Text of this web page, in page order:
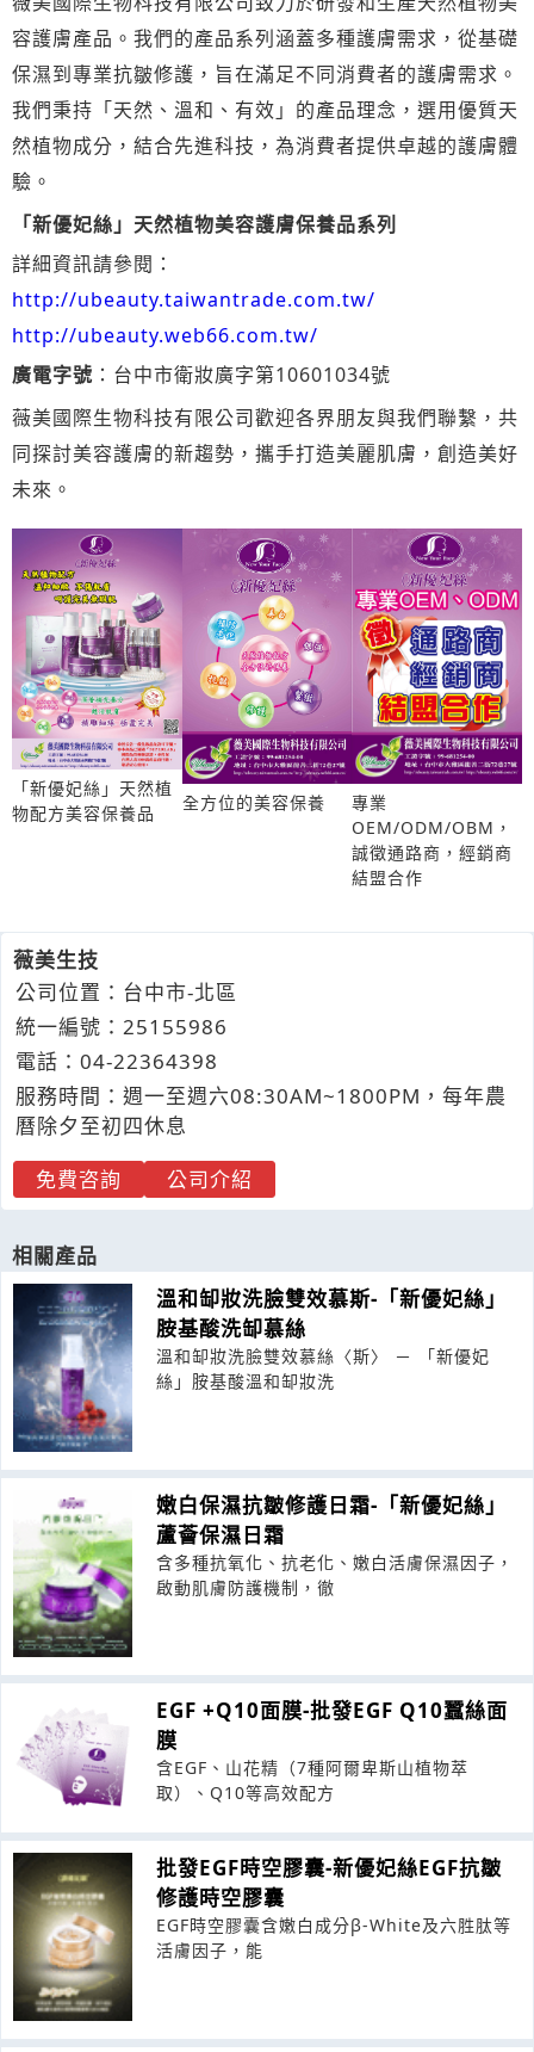
容護膚產品。我們的產品系列涵蓋多種護膚需求，從基礎
保濕到專業抗皺修護，旨在滿足不同消費者的護膚需求。
我們秉持「天然、溫和、有效」的產品理念，選用優質天
然植物成分，結合先進科技，為消費者提供卓越的護膚體
驗。
「新優妃絲」天然植物美容護膚保養品系列
詳細資訊請參閱：
http://ubeauty.taiwantrade.com.tw/
http://ubeauty.web66.com.tw/
廣電字號 ：台中市衛妝廣字第10601034號
薇美國際生物科技有限公司歡迎各界朋友與我們聯繫，共
同探討美容護膚的新趨勢，攜手打造美麗肌膚，創造美好
未來。
「新優妃絲」天然植
物配方美容保養品
全方位的美容保養
專業
OEM/ODM/OBM，
誠徵通路商，經銷商
結盟合作
薇美生技
公司位置：台中市-北區
統一編號：25155986
電話： 04-22364398
服務時間：週一至週六08:30AM~1800PM，每年農
曆除夕至初四休息
免費咨詢
公司介紹
相關產品
溫和缷妝洗臉雙效慕斯-「新優妃絲」
胺基酸洗缷慕絲
溫和缷妝洗臉雙效慕絲〈斯〉 － 「新優妃
絲」胺基酸溫和缷妝洗
嫩白保濕抗皺修護日霜-「新優妃絲」
蘆薈保濕日霜
含多種抗氧化、抗老化、嫩白活膚保濕因子，
啟動肌膚防護機制，徹
EGF +Q10面膜-批發EGF Q10蠶絲面
膜
含EGF、山花精（7種阿爾卑斯山植物萃
取）、Q10等高效配方
批發EGF時空膠囊-新優妃絲EGF抗皺
修護時空膠囊
EGF時空膠囊含嫩白成分β-White及六胜肽等
活膚因子，能